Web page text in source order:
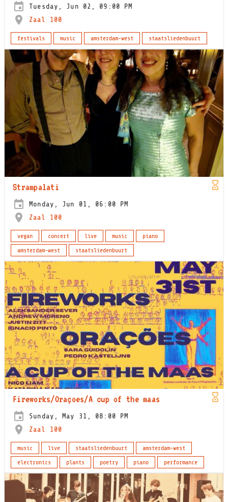
Tuesday, Jun 02, 09:00 PM
Zaal 100
festivals music amsterdam-west staatsliedenbuurt
Strampalati
Monday, Jun 01, 06:00 PM
Zaal 100
vegan concert live music
piano
amsterdam-west
staatsliedenbuurt
Fireworks/Oraçoes/A cup of the maas
Sunday, May 31, 08:00 PM
Zaal 100
music live staatsliedenbuurt
amsterdam-west
electronics
plants poetry piano performance